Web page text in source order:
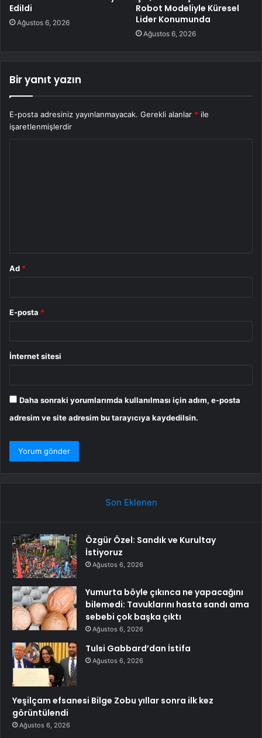
Edildi
Ağustos 6, 2026
Robot Modeliyle Küresel
Lider Konumunda
Ağustos 6, 2026
Bir yanıt yazın
E-posta adresiniz yayınlanmayacak. Gerekli alanlar * ile
işaretlenmişlerdir
Ad *
E-posta *
İnternet sitesi
Daha sonraki yorumlarımda kullanılması için adım, e-posta
adresim ve site adresim bu tarayıcıya kaydedilsin.
Son Eklenen
Özgür Özel: Sandık ve Kurultay
İstiyoruz
Ağustos 6, 2026
Yumurta böyle çıkınca ne yapacağını
bilemedi: Tavuklarını hasta sandı ama
sebebi çok başka çıktı
Ağustos 6, 2026
Tulsi Gabbard’dan İstifa
Ağustos 6, 2026
Yeşilçam efsanesi Bilge Zobu yıllar sonra ilk kez
görüntülendi
Ağustos 6, 2026